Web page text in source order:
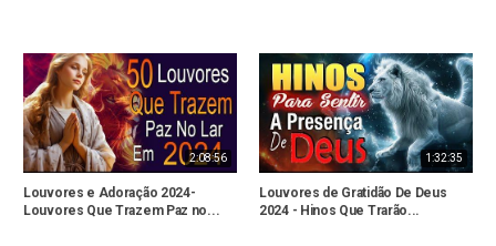
2:08:56
Louvores e Adoração 2024-
Louvores Que Trazem Paz no...
1:32:35
Louvores de Gratidão De Deus
2024 - Hinos Que Trarão...